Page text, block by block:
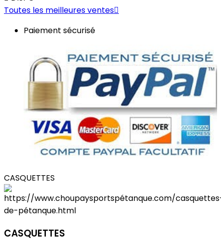
Toutes les meilleures ventes
Paiement sécurisé
CASQUETTES
CASQUETTES